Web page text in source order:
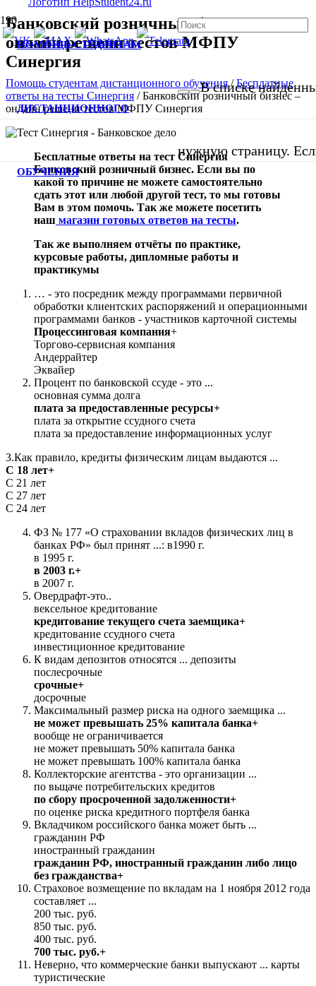
ПОМОЩЬ СТУДЕНТАМ
ДИСТАНЦИОННОГО
ОБУЧЕНИЯ
В списке
нужную страницу.
Банковский розничный бизнес –
онлайн решени тестов МФПУ
Синергия
Помощь студентам дистанционного обучения/Бесплатные
ответы на тесты Синергия /Банковский розничный бизнес –
онлайн решени тестов МФПУ Синергия
Бесплатные ответы на тест Синергия
Банковский розничный бизнес. Если вы по
какой то причине не можете самостоятельно
сдать этот или любой другой тест, то мы готовы
Вам в этом помочь. Так же можете посетить
наш магазин готовых ответов на тесты.
Так же выполняем отчёты по практике,
курсовые работы, дипломные работы и
практикумы
… - это посредник между программами первичной
обработки клиентских распоряжений и операционными
программами банков - участников карточной системы
Процессинговая компания+
Торгово-сервисная компания
Андеррайтер
Эквайер
Процент по банковской ссуде - это ...
основная сумма долга
плата за предоставленные ресурсы+
плата за открытие ссудного счета
плата за предоставление информационных услуг
3.Как правило, кредиты физическим лицам выдаются ...
С 18 лет+
С 21 лет
С 27 лет
С 24 лет
ФЗ № 177 «О страховании вкладов физических лиц в
банках РФ» был принят ...: в1990 г.
в 1995 г.
в 2003 г.+
в 2007 г.
Овердрафт-это..
вексельное кредитование
кредитование текущего счета заемщика+
кредитование ссудного счета
инвестиционное кредитование
К видам депозитов относятся ... депозиты
послесрочные
срочные+
досрочные
Максимальный размер риска на одного заемщика ...
не может превышать 25% капитала банка+
вообще не ограничивается
не может превышать 50% капитала банка
не может превышать 100% капитала банка
Коллекторские агентства - это организации ...
по вьщаче потребительских кредитов
по сбору просроченной задолженности+
по оценке риска кредитного портфеля банка
Вкладчиком российского банка может быть ...
гражданин РФ
иностранный гражданин
гражданин РФ, иностранный гражданин либо лицо
без гражданства+
Страховое возмещение по вкладам на 1 ноября 2012 года
составляет ...
200 тыс. руб.
850 тыс. руб.
400 тыс. руб.
700 тыс. руб.+
Неверно, что коммерческие банки выпускают ... карты
туристические